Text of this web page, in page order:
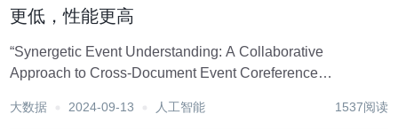
更低，性能更高
“Synergetic Event Understanding: A Collaborative
Approach to Cross-Document Event Coreference
大数据 2024-09-13 人工智能 1537阅读